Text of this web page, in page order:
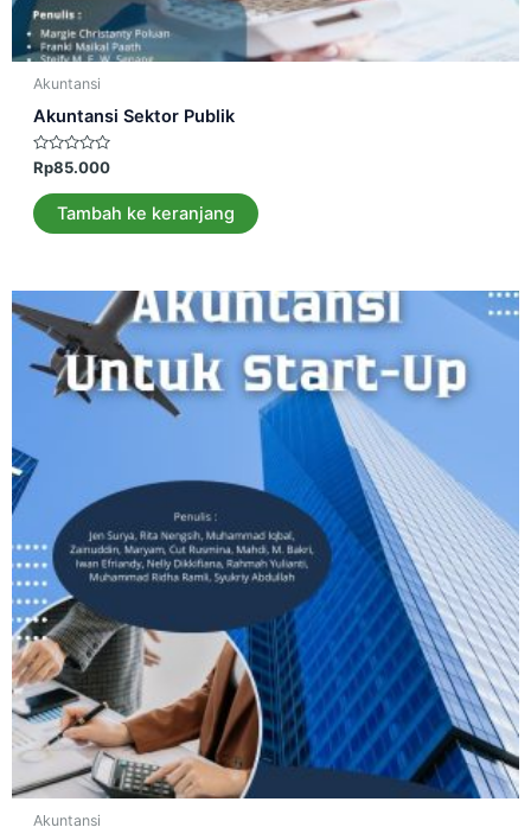
Akuntansi
Akuntansi Sektor Publik
Dinilai
0
dari
5
Rp85.000
Tambah ke keranjang
Akuntansi